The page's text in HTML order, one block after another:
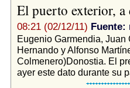
El puerto exterior, a
08:21 (02/12/11) Fuente:
Eugenio Garmendia,
Hernando y Alfonso
Colmenero)Donostia. El
ayer este dato durante su